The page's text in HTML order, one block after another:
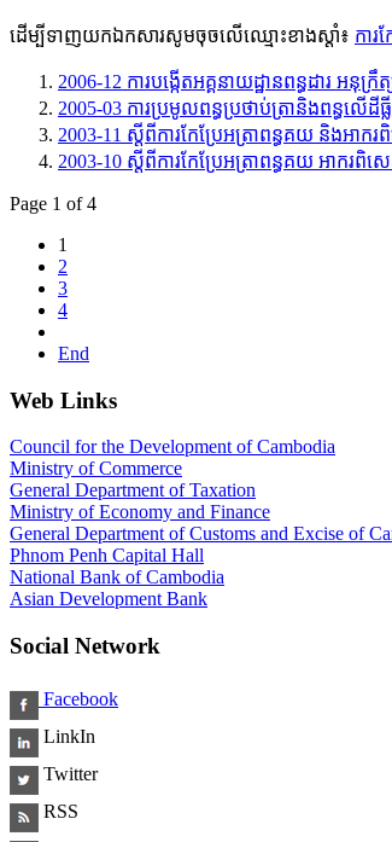
ដើម្បីទាញយកឯកសារសូមចុចលើឈ្មោះខាងស្តាំ៖ កា
2006-12 ការបង្កើតអគ្គនាយដ្ឋានពន្ធដារ អនុក្
2005-03 ការប្រមូលពន្ធប្រថាប់ត្រានិងពន្ធលើ
2003-11 ស្តីពីការកែប្រែអត្រាពន្ធគយ និង
2003-10 ស្តីពីការកែប្រែអត្រាពន្ធគយ អ
Page 1 of 4
1
2
3
4
End
Web Links
Council for the Development of Cambodia
Ministry of Commerce
General Department of Taxation
Ministry of Economy and Finance
General Department of Customs and Excise of
Phnom Penh Capital Hall
National Bank of Cambodia
Asian Development Bank
Social Network
Facebook
LinkIn
Twitter
RSS